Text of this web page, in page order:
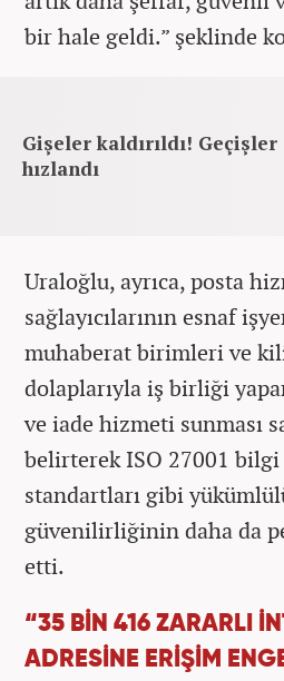
bir hale geldi.” şeklinde
Gişeler kaldırıldı! Geçişler
hızlandı
Uraloğlu, ayrıca, posta
sağlayıcılarının esnaf
muhaberat birimleri ve
dolaplarıyla iş birliği
ve iade hizmeti sunması
belirterek ISO 27001
standartları gibi
güvenilirliğinin daha da
etti.
“35 BİN 416 ZARARLI
ADRESİNE ERİŞİM